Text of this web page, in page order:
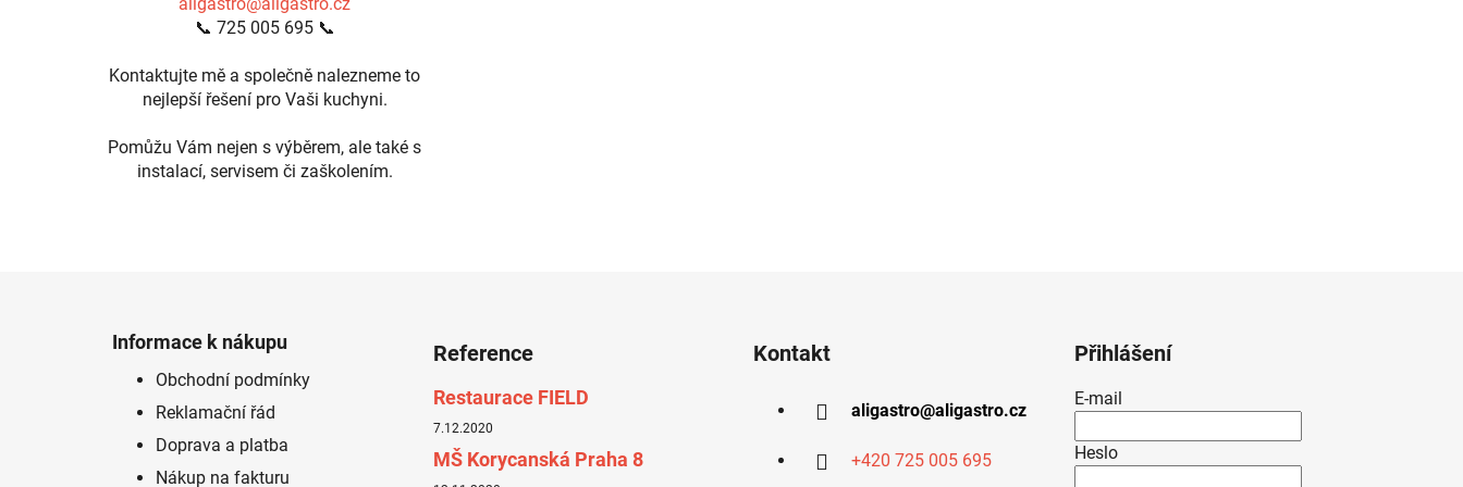
📞 725 005 695 📞
Kontaktujte mě a společně nalezneme to
nejlepší řešení pro Vaši kuchyni.
Pomůžu Vám nejen s výběrem, ale také s
instalací, servisem či zaškolením.
Informace k nákupu
Obchodní podmínky
Reklamační řád
Doprava a platba
Nákup na fakturu
Reference
Restaurace FIELD
7.12.2020
MŠ Korycanská Praha 8
Kontakt
aligastro@aligastro.cz
+420 725 005 695
Přihlášení
E-mail
Heslo